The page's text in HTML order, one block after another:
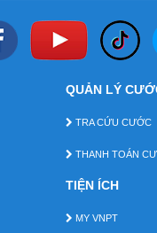
QUẢN LÝ
TRA CỨU CƯỚC
THANH TOÁN
TIỆN ÍCH
MY VNPT